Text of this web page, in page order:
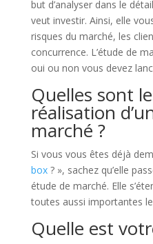
but d’analyser dans le
veut investir. Ainsi, elle
risques du marché, les
concurrence. L’étude de
oui ou non vous devez
Quelles sont
réalisation
marché ?
Si vous vous êtes déjà
box? », sachez qu’elle
étude de marché. Elle
toutes aussi importantes
Quelle est